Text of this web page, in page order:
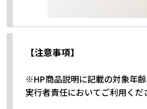
【注意事項】
※HP商品説明に記載の対象年
実行者責任においてご利用くだ